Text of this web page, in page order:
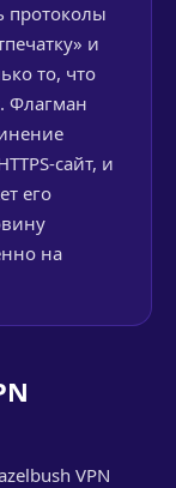
протоколы
и
то, что
Флагман
сайт, и
его
на
VPN